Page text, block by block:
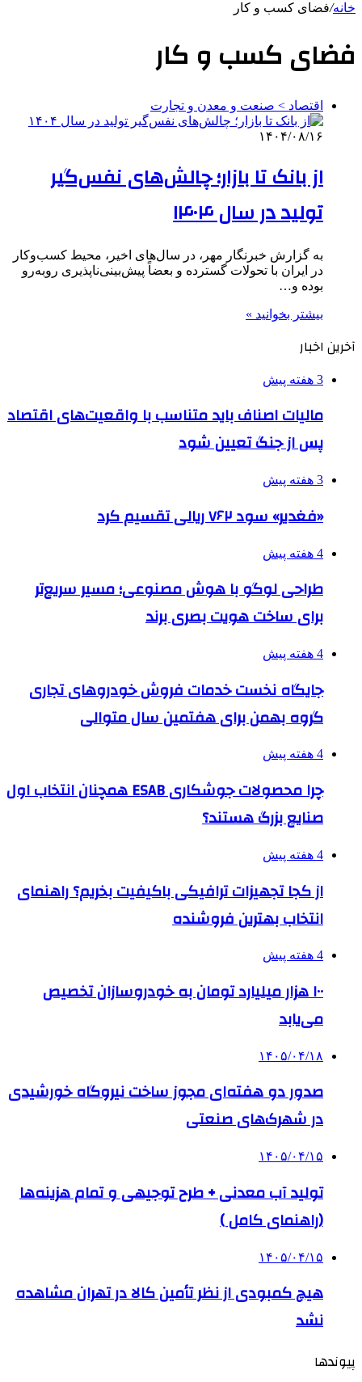
خانه/فضای کسب و کار
فضای کسب و کار
اقتصاد > صنعت و معدن و تجارت
۱۴۰۴/۰۸/۱۶
از بانک تا بازار؛ چالش‌های نفس‌گیر
تولید در سال ۱۴۰۴
به گزارش خبرنگار مهر، در سال‌های اخیر، محیط کسب‌وکار
در ایران با تحولات گسترده و بعضاً پیش‌بینی‌ناپذیری روبه‌رو
بوده و…
بیشتر بخوانید »
آخرین اخبار
3 هفته پیش
مالیات اصناف باید متناسب با واقعیت‌های اقتصاد
پس از جنگ تعیین شود
3 هفته پیش
«فغدیر» سود ۷۶۲ ریالی تقسیم کرد
4 هفته پیش
طراحی لوگو با هوش مصنوعی؛ مسیر سریع‌تر
برای ساخت هویت بصری برند
4 هفته پیش
جایگاه نخست خدمات فروش خودروهای تجاری
گروه بهمن برای هفتمین سال متوالی
4 هفته پیش
چرا محصولات جوشکاری ESAB همچنان انتخاب اول
صنایع بزرگ هستند؟
4 هفته پیش
از کجا تجهیزات ترافیکی باکیفیت بخریم؟ راهنمای
انتخاب بهترین فروشنده
4 هفته پیش
۱۰۰ هزار میلیارد تومان به خودروسازان تخصیص
می‌یابد
۱۴۰۵/۰۴/۱۸
صدور دو هفته‌ای مجوز ساخت نیروگاه خورشیدی
در شهرک‌های صنعتی
۱۴۰۵/۰۴/۱۵
تولید آب معدنی + طرح توجیهی و تمام هزینه‌ها
(راهنمای کامل )
۱۴۰۵/۰۴/۱۵
هیچ کمبودی از نظر تأمین کالا در تهران مشاهده
نشد
پیوندها